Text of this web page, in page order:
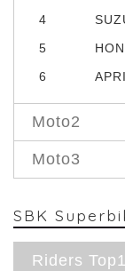
4
5
6
Moto2
Moto3
SBK
Riders